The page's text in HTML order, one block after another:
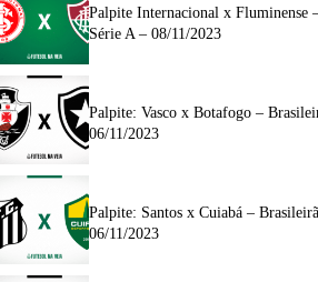
Palpite Internacional x Fluminense
Série A – 08/11/2023
Palpite: Vasco x Botafogo –
06/11/2023
Palpite: Santos x Cuiabá –
06/11/2023